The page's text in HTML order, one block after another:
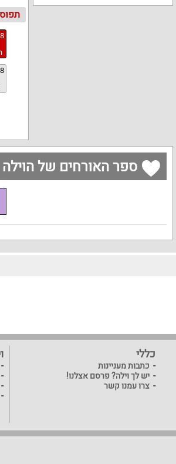
ספר האורחים של הוילה
כללי
כתבות מעניינות
יש לך וילה? פרסם אצלנו!
צרו עמנו קשר